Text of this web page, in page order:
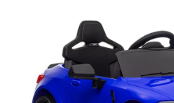
hvězdiček.